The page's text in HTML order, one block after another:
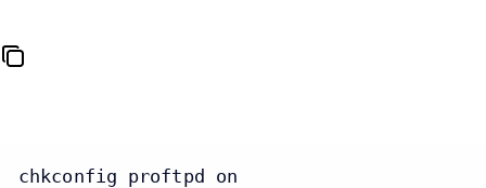
chkconfig proftpd on